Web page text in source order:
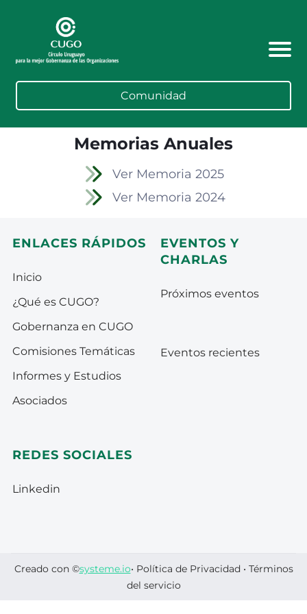
Comunidad
Memorias Anuales
Ver Memoria 2025
Ver Memoria 2024
ENLACES RÁPIDOS
Inicio
¿Qué es CUGO?
Gobernanza en CUGO
Comisiones Temáticas
Informes y Estudios
Asociados
EVENTOS Y
CHARLAS
Próximos eventos
Eventos recientes
REDES SOCIALES
Linkedin
Creado con ©systeme.io• Política de Privacidad • Términos
del servicio